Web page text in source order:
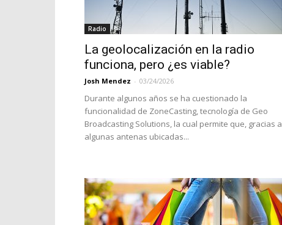
Radio
La geolocalización en la radio
funciona, pero ¿es viable?
Josh Mendez - 03/24/2026
Durante algunos años se ha cuestionado la
funcionalidad de ZoneCasting, tecnología de Geo
Broadcasting Solutions, la cual permite que, gracias a
algunas antenas ubicadas...